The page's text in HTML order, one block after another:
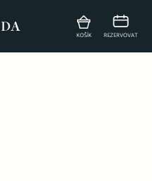
KOŠÍK REZERVOVAT